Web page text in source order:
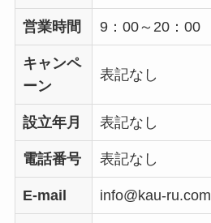
営業時間 9：00～20：00
キャンペ
ーン
表記なし
設立年月 表記なし
電話番号 表記なし
E-mail info@kau-ru.com